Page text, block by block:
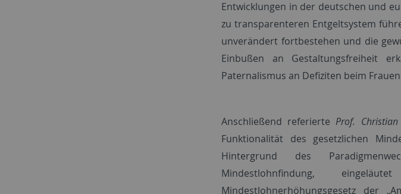
Entwicklungen in der deutschen und
zu transparenteren Entgeltsystem
unverändert fortbestehen und die
Einbußen an Gestaltungsfreiheit
Paternalismus an Defiziten beim
Anschließend referierte Prof.
Funktionalität des gesetzlichen
Hintergrund des
Mindestlohnfindung,
Mindestlohnerhöhungsgesetz der